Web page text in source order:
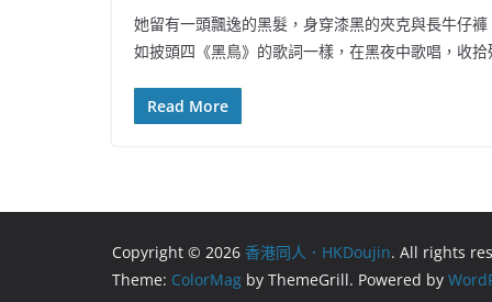
她留有一頭飄逸的黑髮，身穿漆黑的夾克與長牛仔
如披頭四《黑鳥》的歌詞一樣，在黑夜中歌唱，收
Read More
Copyright © 2026 香港同人．HKDoujin. All rights
Theme: ColorMag by ThemeGrill. Powered by